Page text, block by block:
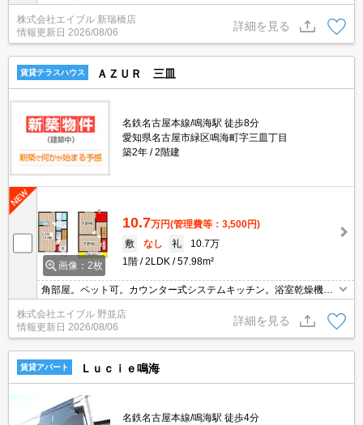
初めての1人暮らしの方にオススメ。入居時、ルームクリーニング
料金49,500円。
株式会社エイブル 新瑞橋店
情報更新日 2026/08/06
詳細を見る
賃貸テラスハウス ＡＺＵＲ 三皿
名鉄名古屋本線/鳴海駅 徒歩8分
愛知県名古屋市緑区鳴海町字三皿丁目
築2年
2階建
画像：2枚
10.7万円(管理費等：3,500円)
敷
なし 礼
10.7万
1階
2LDK 57.98m²
角部屋。ペット可。カウンター式システムキッチン。浴室乾燥機、
室内物干し付きで雨の日も安心です。追い焚き機能付きバス。洗面
化粧台付き。ウォークインクローゼット付き。インターネット無
料。
株式会社エイブル 野並店
情報更新日 2026/08/06
詳細を見る
賃貸アパート Ｌｕｃｉｅ鳴海
名鉄名古屋本線/鳴海駅 徒歩4分